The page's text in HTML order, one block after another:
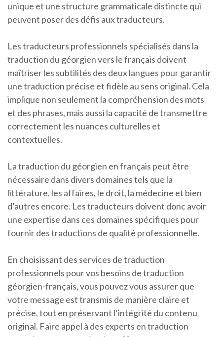
unique et une structure grammaticale distincte qui
peuvent poser des défis aux traducteurs.
Les traducteurs professionnels spécialisés dans la
traduction du géorgien vers le français doivent
maîtriser les subtilités des deux langues pour garantir
une traduction précise et fidèle au sens original. Cela
implique non seulement la compréhension des mots
et des phrases, mais aussi la capacité de transmettre
correctement les nuances culturelles et
contextuelles.
La traduction du géorgien en français peut être
nécessaire dans divers domaines tels que la
littérature, les affaires, le droit, la médecine et bien
d’autres encore. Les traducteurs doivent donc avoir
une expertise dans ces domaines spécifiques pour
fournir des traductions de qualité professionnelle.
En choisissant des services de traduction
professionnels pour vos besoins de traduction
géorgien-français, vous pouvez vous assurer que
votre message est transmis de manière claire et
précise, tout en préservant l’intégrité du contenu
original. Faire appel à des experts en traduction